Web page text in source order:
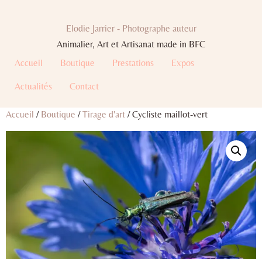
Elodie Jarrier - Photographe auteur
Animalier, Art et Artisanat made in BFC
Accueil
Boutique Prestations Expos
Actualités Contact
Accueil / Boutique /Tirage d'art / Cycliste maillot-vert